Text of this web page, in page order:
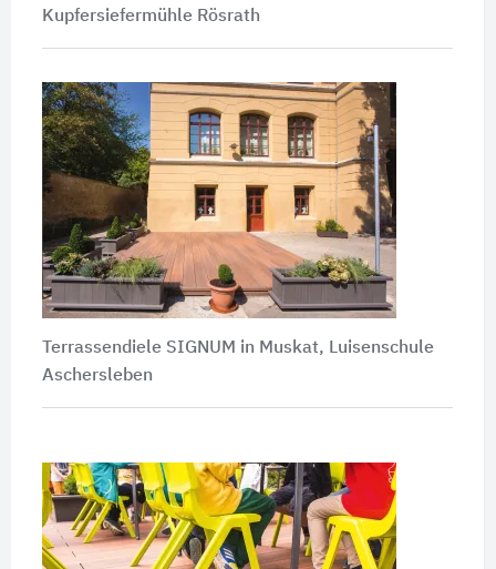
Kupfersiefermühle Rösrath
Terrassendiele SIGNUM in Muskat, Luisenschule
Aschersleben